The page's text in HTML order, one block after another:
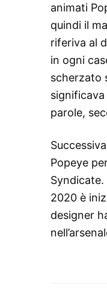
animati
quindi il
riferiva al
in ogni
scherzato
parole,
Popeye
2020 è
designer